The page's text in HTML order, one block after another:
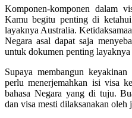
Komponen-komponen dalam
Kamu begitu penting di
layaknya Australia.
Negara asal dapat saja
untuk dokumen penting layaknya
Supaya membangun
perlu menerjemahkan isi visa
bahasa Negara yang di tuju.
dan visa mesti dilaksanakan oleh